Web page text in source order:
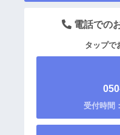
電話での
タップで
受付時間